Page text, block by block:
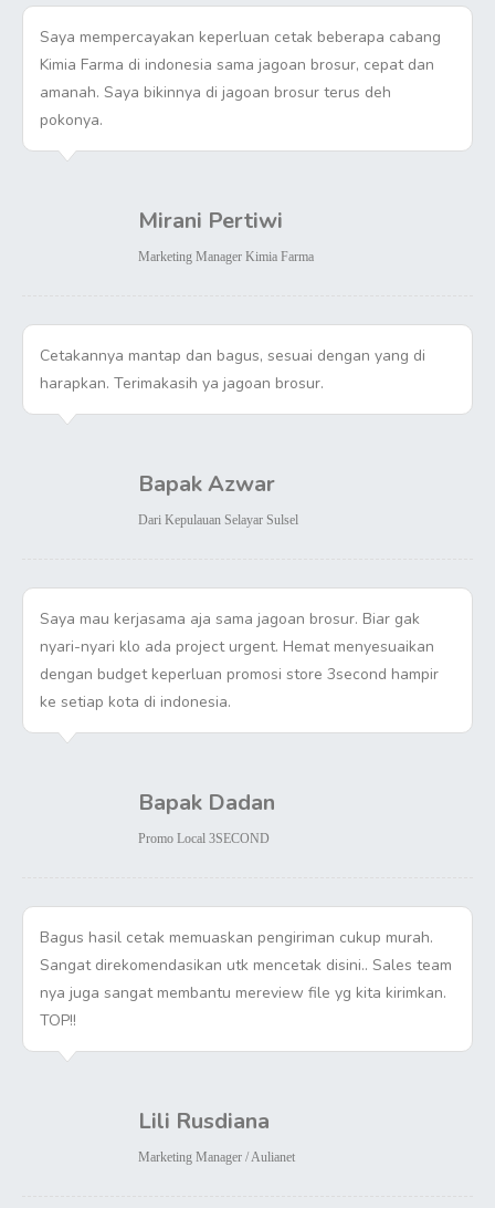
Saya mempercayakan keperluan cetak beberapa cabang
Kimia Farma di indonesia sama jagoan brosur, cepat dan
amanah. Saya bikinnya di jagoan brosur terus deh
pokonya.
Mirani Pertiwi
Marketing Manager Kimia Farma
Cetakannya mantap dan bagus, sesuai dengan yang di
harapkan. Terimakasih ya jagoan brosur.
Bapak Azwar
Dari Kepulauan Selayar Sulsel
Saya mau kerjasama aja sama jagoan brosur. Biar gak
nyari-nyari klo ada project urgent. Hemat menyesuaikan
dengan budget keperluan promosi store 3second hampir
ke setiap kota di indonesia.
Bapak Dadan
Promo Local 3SECOND
Bagus hasil cetak memuaskan pengiriman cukup murah.
Sangat direkomendasikan utk mencetak disini.. Sales team
nya juga sangat membantu mereview file yg kita kirimkan.
TOP!!
Lili Rusdiana
Marketing Manager / Aulianet